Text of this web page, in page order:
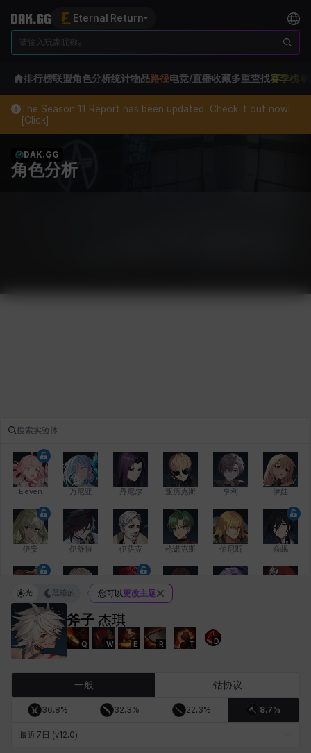
Eternal Return
排行榜联盟角色分析统计物品路径电竞/直播收藏多重查找赛季榜单
The Season 11 Report has been updated. Check it out now!
[Click]
DAK.GG
角色分析
Eleven 万尼亚 丹尼尔 亚历克斯 亨利 伊娃
伊安 伊舒特 伊萨克 伦诺克斯 伯尼斯 俞岷
修凯 克雷弗
奇娅拉 妮娅
斧子 杰琪
Q W E R T D
光 黑暗的 您可以更改主题
一般 钴协议
36.8% 32.3% 22.3% 8.7%
最近7日 (v12.0)